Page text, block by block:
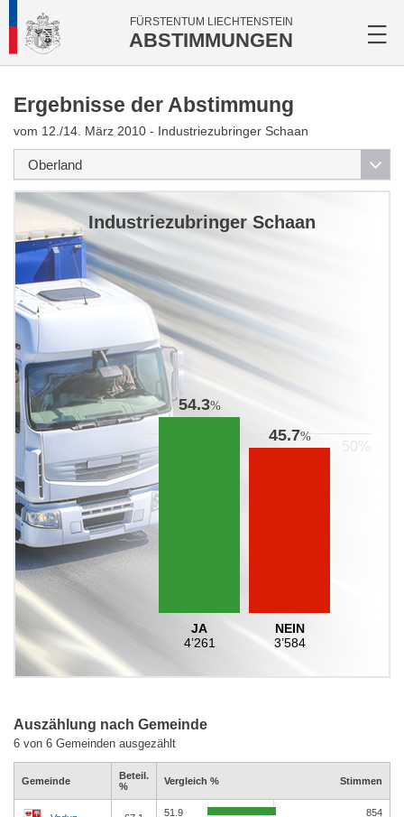
FÜRSTENTUM LIECHTENSTEIN
ABSTIMMUNGEN
Ergebnisse der Abstimmung
vom 12./14. März 2010 - Industriezubringer Schaan
Industriezubringer Schaan
54.3%
JA
4’261
45.7%
NEIN
3’584
Auszählung nach Gemeinde
6 von 6 Gemeinden ausgezählt
Gemeinde
Beteil.
%
Vergleich % Stimmen
51.9
854